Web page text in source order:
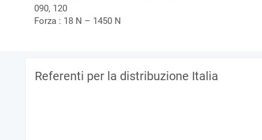
090, 120
Forza : 18 N – 1450 N
Referenti per la distribuzione Italia